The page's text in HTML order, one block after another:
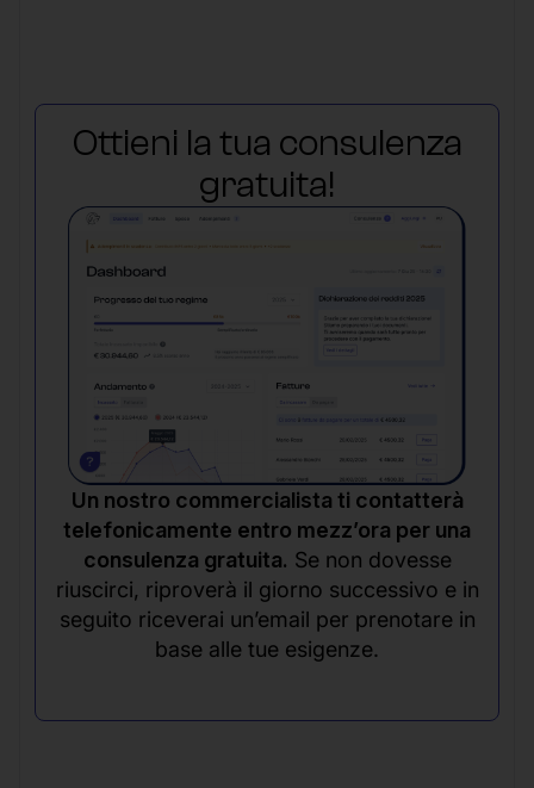
Ottieni la tua consulenza
gratuita!
Un nostro commercialista ti contatterà
telefonicamente entro mezz’ora per una
consulenza gratuita. Se non dovesse
riuscirci, riproverà il giorno successivo e in
seguito riceverai un’email per prenotare in
base alle tue esigenze.